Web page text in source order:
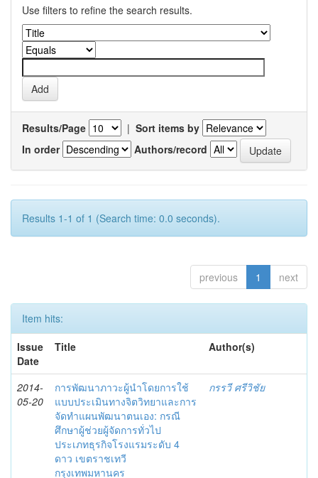
Use filters to refine the search results.
Results/Page | Sort items by
In order
Authors/record
Results 1-1 of 1 (Search time: 0.0 seconds).
previous 1 next
Item hits:
Issue
Date
Title Author(s)
2014-
05-20
การพัฒนาภาวะผู้นำโดยการใช้
แบบประเมินทางจิตวิทยาและการ
จัดทำแผนพัฒนาตนเอง: กรณี
ศึกษาผู้ช่วยผู้จัดการทั่วไป
ประเภทธุรกิจโรงแรมระดับ 4
ดาว เขตราชเทวี
กรุงเทพมหานคร
กรรวี ศรีวิชัย